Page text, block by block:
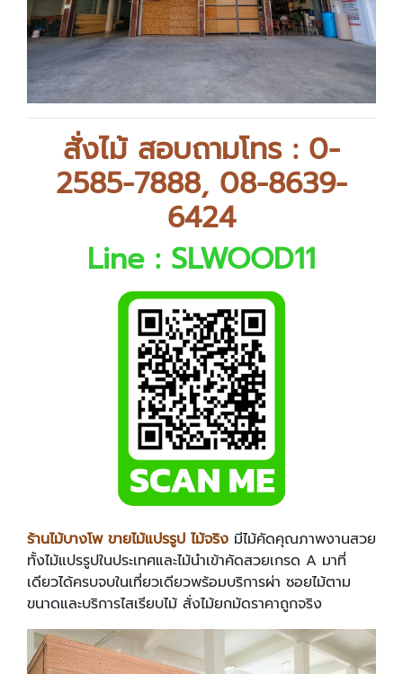
สั่งไม้ สอบถามโทร : 0-
2585-7888, 08-8639-
6424
Line : SLWOOD11
ร้านไม้บางโพ ขายไม้แปรรูป ไม้จริง มีไม้คัดคุณภาพงานสวย
ทั้งไม้แปรรูปในประเทศและไม้นำเข้าคัดสวยเกรด A มาที่
เดียวได้ครบจบในเที่ยวเดียวพร้อมบริการผ่า ซอยไม้ตาม
ขนาดและบริการไสเรียบไม้ สั่งไม้ยกมัดราคาถูกจริง